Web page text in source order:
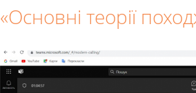
«Основні теорії